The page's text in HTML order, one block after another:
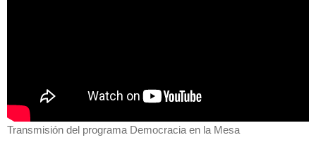
Transmisión del programa Democracia en la Mesa